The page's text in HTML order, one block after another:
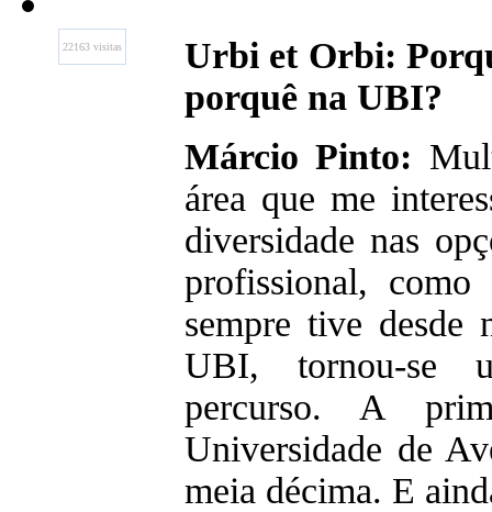
22163 visitas
Urbi et Orbi:
porquê na UBI?
Márcio Pinto:
área que me
diversidade nas
profissional,
sempre tive
UBI, tornou-se
percurso. A
Universidade de
meia décima. E